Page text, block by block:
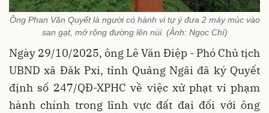
Ông Phan Văn Quyết là người có hành vi tự ý đưa 2 máy múc vào
san gạt, mở rộng đường lên núi. (Ảnh: Ngọc Chí)
Ngày 29/10/2025, ông Lê Văn Điệp - Phó Chủ tịch
UBND xã Đăk Pxi, tỉnh Quảng Ngãi đã ký Quyết
định số 247/QĐ-XPHC về việc xử phạt vi phạm
hành chính trong lĩnh vực đất đai đối với ông